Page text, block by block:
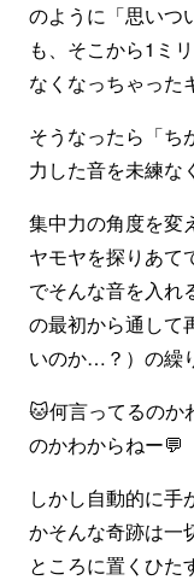
のように「思いつ
も、そこから1ミ
なくなっちゃった
そうなったら「
力した音を未練な
集中力の角度を変
ヤモヤを探りあて
でそんな音を入
の最初から通して
いのか…？）の繰
🐱何言ってるのか
のかわからねー💬
しかし自動的に手
かそんな奇跡は一
ところに置くひた